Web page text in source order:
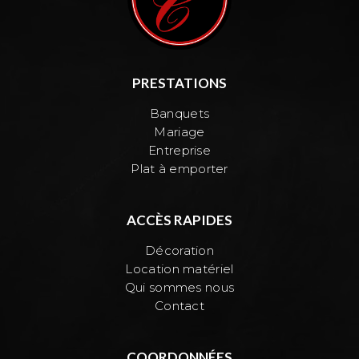
PRESTATIONS
Banquets
Mariage
Entreprise
Plat à emporter
ACCÈS RAPIDES
Décoration
Location matériel
Qui sommes nous
Contact